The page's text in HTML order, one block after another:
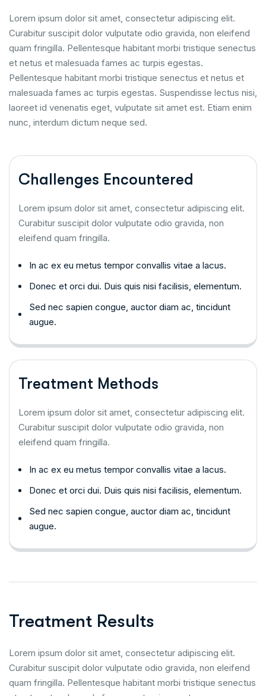
Lorem ipsum dolor sit amet, consectetur adipiscing elit.
Curabitur suscipit dolor vulputate odio gravida, non eleifend
quam fringilla. Pellentesque habitant morbi tristique senectus
et netus et malesuada fames ac turpis egestas.
Pellentesque habitant morbi tristique senectus et netus et
malesuada fames ac turpis egestas. Suspendisse lectus nisi,
laoreet id venenatis eget, vulputate sit amet est. Etiam enim
nunc, interdum dictum neque sed.
Challenges Encountered
Lorem ipsum dolor sit amet, consectetur adipiscing elit.
Curabitur suscipit dolor vulputate odio gravida, non
eleifend quam fringilla.
In ac ex eu metus tempor convallis vitae a lacus.
Donec et orci dui. Duis quis nisi facilisis, elementum.
Sed nec sapien congue, auctor diam ac, tincidunt
augue.
Treatment Methods
Lorem ipsum dolor sit amet, consectetur adipiscing elit.
Curabitur suscipit dolor vulputate odio gravida, non
eleifend quam fringilla.
In ac ex eu metus tempor convallis vitae a lacus.
Donec et orci dui. Duis quis nisi facilisis, elementum.
Sed nec sapien congue, auctor diam ac, tincidunt
augue.
Treatment Results
Lorem ipsum dolor sit amet, consectetur adipiscing elit.
Curabitur suscipit dolor vulputate odio gravida, non eleifend
quam fringilla. Pellentesque habitant morbi tristique senectus